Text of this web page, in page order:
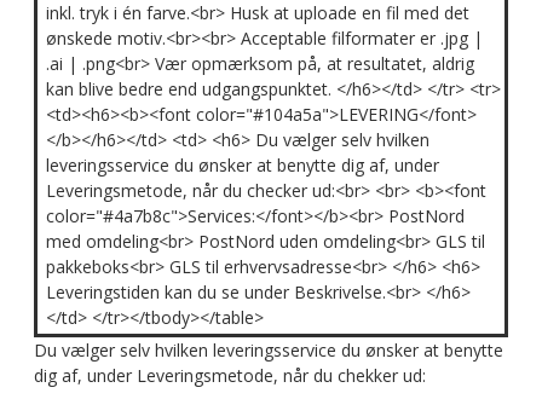
inkl. tryk i én farve.<br> Husk at uploade en fil med det
ønskede motiv.<br><br> Acceptable filformater er .jpg |
.ai | .png<br> Vær opmærksom på, at resultatet, aldrig
kan blive bedre end udgangspunktet. </h6></td> </tr> <tr>
<td><h6><b><font color="#104a5a">LEVERING</font>
</b></h6></td> <td> <h6> Du vælger selv hvilken
leveringsservice du ønsker at benytte dig af, under
Leveringsmetode, når du checker ud:<br> <br> <b><font
color="#4a7b8c">Services:</font></b><br> PostNord
med omdeling<br> PostNord uden omdeling<br> GLS til
pakkeboks<br> GLS til erhvervsadresse<br> </h6> <h6>
Leveringstiden kan du se under Beskrivelse.<br> </h6>
</td> </tr></tbody></table>
Du vælger selv hvilken leveringsservice du ønsker at benytte
dig af, under Leveringsmetode, når du chekker ud: